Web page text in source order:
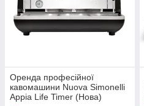
Безкоштовна доставка
постійним клієнтам
Оренда професійної
кавомашини Nuova Simonelli
Appia Life Timer (Нова)